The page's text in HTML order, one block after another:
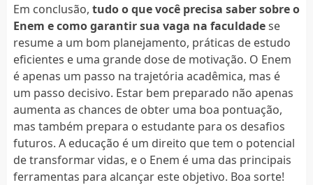
Em conclusão, tudo o que você precisa saber sobre o
Enem e como garantir sua vaga na faculdadese
resume a um bom planejamento, práticas de estudo
eficientes e uma grande dose de motivação. O Enem
é apenas um passo na trajetória acadêmica, mas é
um passo decisivo. Estar bem preparado não apenas
aumenta as chances de obter uma boa pontuação,
mas também prepara o estudante para os desafios
futuros. A educação é um direito que tem o potencial
de transformar vidas, e o Enem é uma das principais
ferramentas para alcançar este objetivo. Boa sorte!